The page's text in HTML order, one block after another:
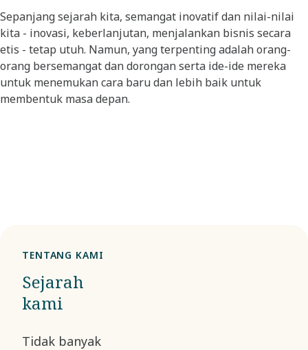
Sepanjang sejarah kita, semangat inovatif dan nilai-nilai
kita - inovasi, keberlanjutan, menjalankan bisnis secara
etis - tetap utuh. Namun, yang terpenting adalah orang-
orang bersemangat dan dorongan serta ide-ide mereka
untuk menemukan cara baru dan lebih baik untuk
membentuk masa depan.
TENTANG KAMI
Sejarah
kami
Tidak banyak